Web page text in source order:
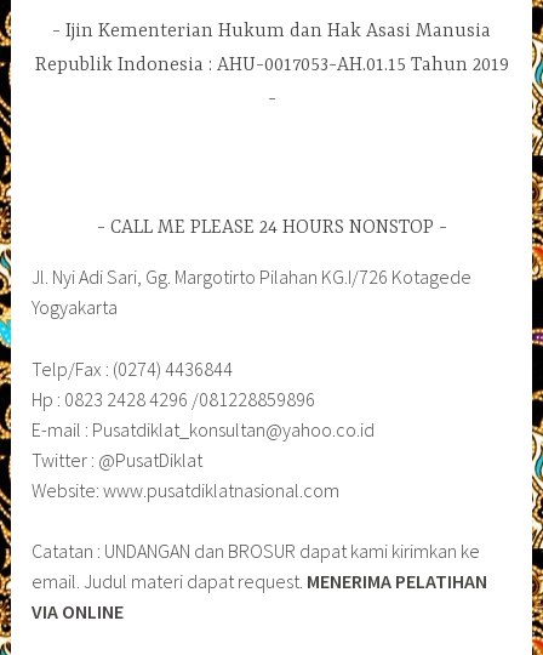
Ijin Kementerian Hukum dan Hak Asasi Manusia
Republik Indonesia : AHU-0017053-AH.01.15 Tahun 2019
CALL ME PLEASE 24 HOURS NONSTOP
Jl. Nyi Adi Sari, Gg. Margotirto Pilahan KG.I/726 Kotagede
Yogyakarta
Telp/Fax : (0274) 4436844
Hp : 0823 2428 4296 /081228859896
E-mail : Pusatdiklat_konsultan@yahoo.co.id
Twitter : @PusatDiklat
Website: www.pusatdiklatnasional.com
Catatan : UNDANGAN dan BROSUR dapat kami kirimkan ke
email. Judul materi dapat request. MENERIMA PELATIHAN
VIA ONLINE